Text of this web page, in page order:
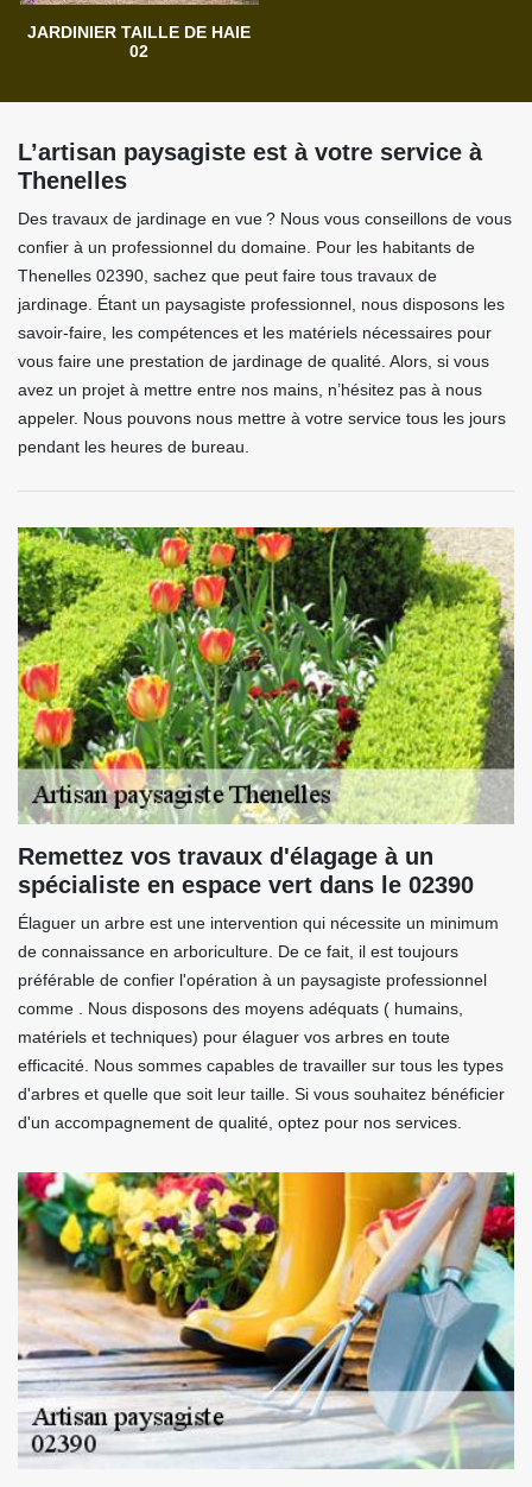
JARDINIER TAILLE DE HAIE
02
L’artisan paysagiste est à votre service à
Thenelles
Des travaux de jardinage en vue ? Nous vous conseillons de vous
confier à un professionnel du domaine. Pour les habitants de
Thenelles 02390, sachez que peut faire tous travaux de
jardinage. Étant un paysagiste professionnel, nous disposons les
savoir-faire, les compétences et les matériels nécessaires pour
vous faire une prestation de jardinage de qualité. Alors, si vous
avez un projet à mettre entre nos mains, n’hésitez pas à nous
appeler. Nous pouvons nous mettre à votre service tous les jours
pendant les heures de bureau.
Remettez vos travaux d'élagage à un
spécialiste en espace vert dans le 02390
Élaguer un arbre est une intervention qui nécessite un minimum
de connaissance en arboriculture. De ce fait, il est toujours
préférable de confier l'opération à un paysagiste professionnel
comme . Nous disposons des moyens adéquats ( humains,
matériels et techniques) pour élaguer vos arbres en toute
efficacité. Nous sommes capables de travailler sur tous les types
d'arbres et quelle que soit leur taille. Si vous souhaitez bénéficier
d'un accompagnement de qualité, optez pour nos services.